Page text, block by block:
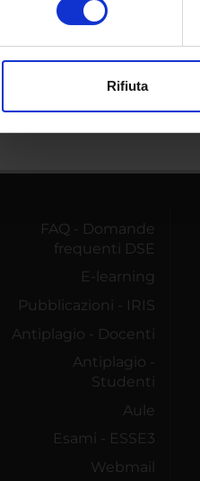
digitali).
modificare o ritirare il tuo
Rifiuta
FAQ - Domande
frequenti DSE
E-learning
Pubblicazioni - IRIS
Antiplagio - Docenti
Antiplagio -
Studenti
Aule
Esami - ESSE3
Webmail